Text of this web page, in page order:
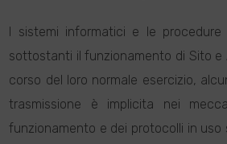
I sistemi informatici e le
sottostanti il funzionamento di Sito e
corso del loro normale esercizio,
trasmissione è implicita nei
funzionamento e dei protocolli in uso